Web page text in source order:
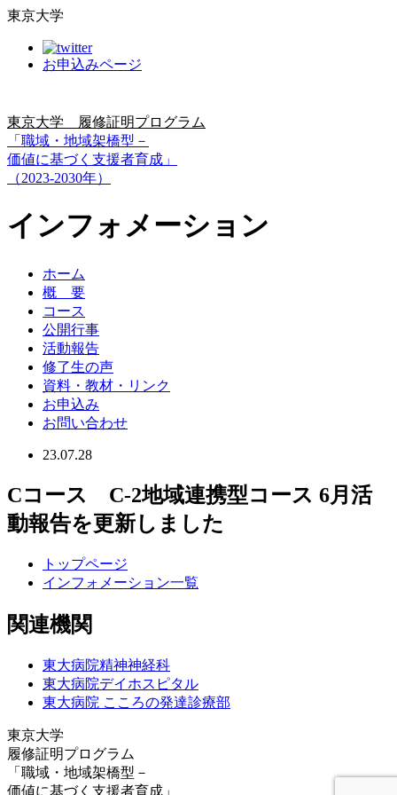
東京大学
お申込みページ
東京大学 履修証明プログラム
「職域・地域架橋型－
価値に基づく支援者育成」
（2023-2030年）
インフォメーション
ホーム
概 要
コース
公開行事
活動報告
修了生の声
資料・教材・リンク
お申込み
お問い合わせ
23.07.28
Cコース C-2地域連携型コース 6月活
動報告を更新しました
トップページ
インフォメーション一覧
関連機関
東大病院精神神経科
東大病院デイホスピタル
東大病院 こころの発達診療部
東京大学
履修証明プログラム
「職域・地域架橋型－
価値に基づく支援者育成」